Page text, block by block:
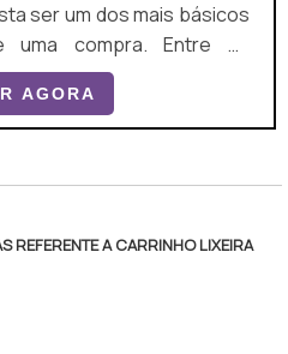
ser um dos mais básicos
compra. Entre as
pelo carrinho de
é possível mencionar:
Eficiência; Rapidez; Entre
meio do carrinho de
este tipo de carrinho
AGORA
REFERENTE A CARRINHO LIXEIRA